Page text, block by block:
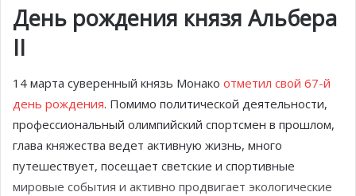
День рождения князя Альбера
II
14 марта суверенный князь Монако отметил свой 67-й
день рождения. Помимо политической деятельности,
профессиональный олимпийский спортсмен в прошлом,
глава княжества ведет активную жизнь, много
путешествует, посещает светские и спортивные
мировые события и активно продвигает экологические